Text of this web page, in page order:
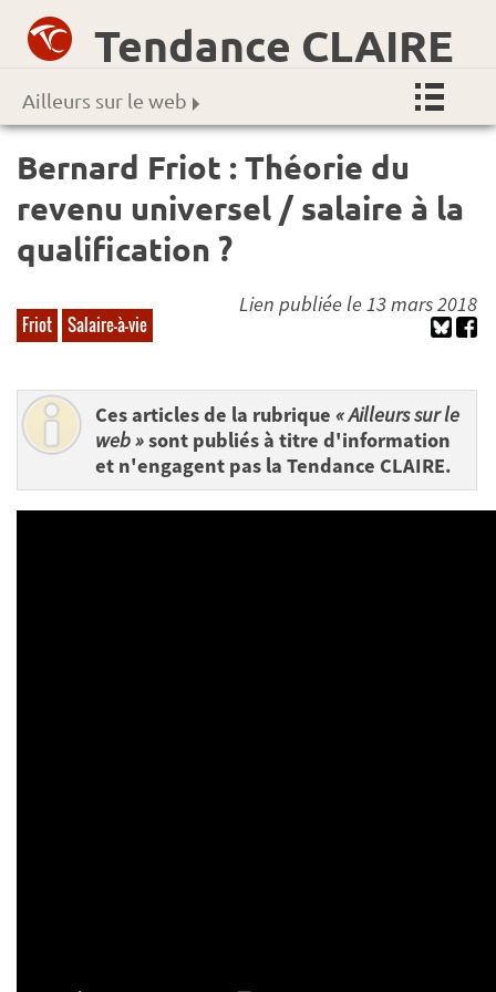
Tendance CLAIRE
Ailleurs sur le web
Bernard Friot : Théorie du
revenu universel / salaire à la
qualification ?
Friot Salaire-à-vie
Lien publiée le 13 mars 2018
Ces articles de la rubrique « Ailleurs sur le
web »sont publiés à titre d'information
et n'engagent pas la Tendance CLAIRE.